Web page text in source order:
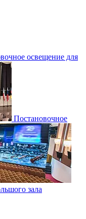
освещение для
Постановочное
зала